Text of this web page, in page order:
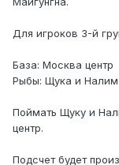
Для игроков 3-й
База: Москва центр
Рыбы: Щука и Налим
Поймать Щуку и
центр.
Подсчет будет